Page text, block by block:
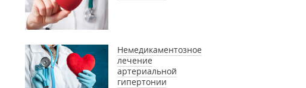
Немедикаментозное
лечение
артериальной
гипертонии